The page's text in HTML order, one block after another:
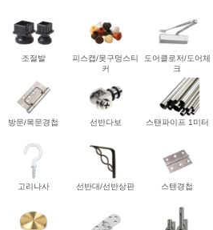
조절발
피스캡/못구멍스티
커
도어클로저/도어체
크
방문/목문경첩 선반다보 스탠파이프 1미터
고리나사 선반대/선반상판 스텐경첩